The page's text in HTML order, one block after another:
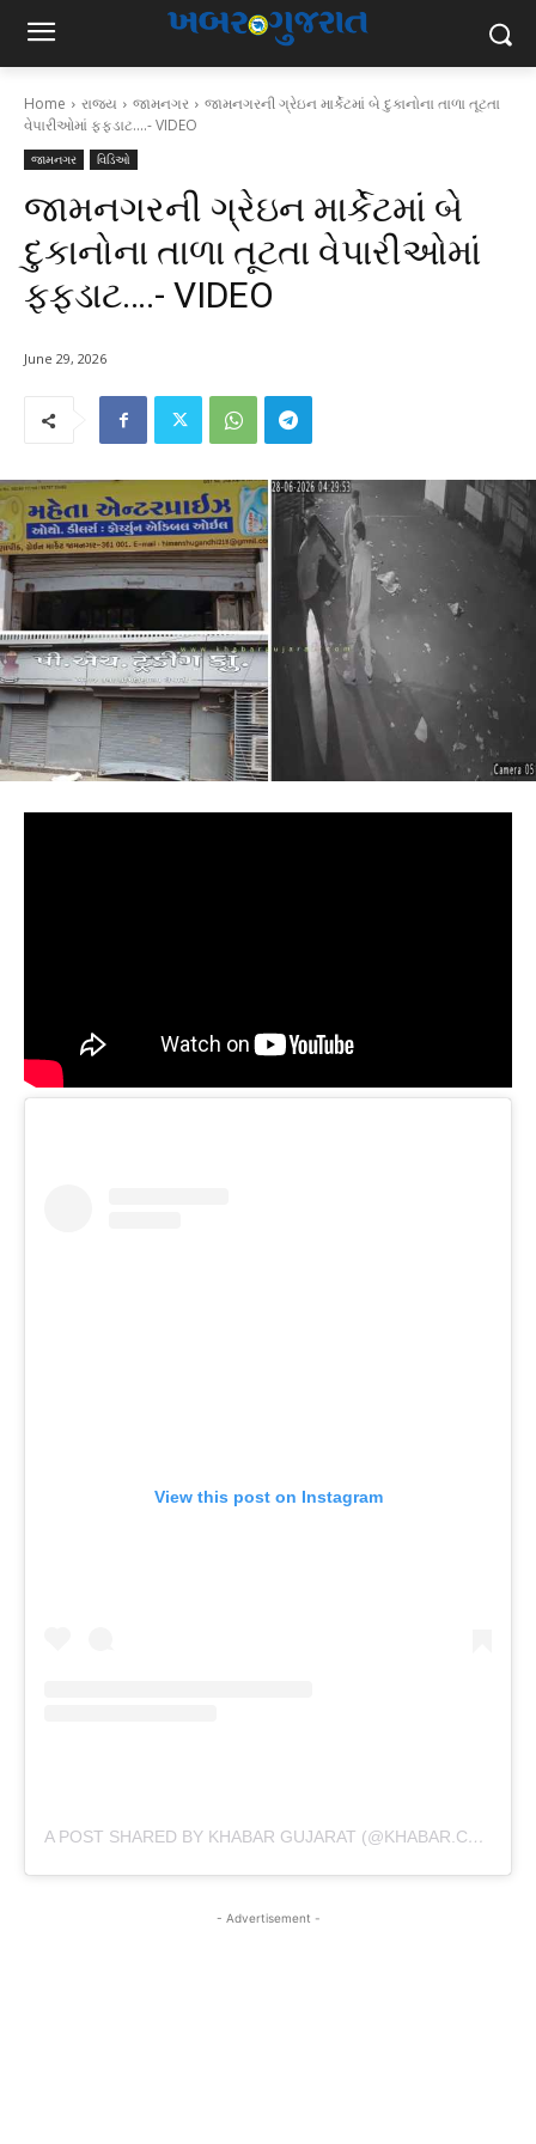
Home રાજ્ય જામનગર
જામનગરની ગ્રેઇન માર્કેટમાં બે દુકાનોના તાળા તૂટતા
વેપારીઓમાં ફફડાટ....- VIDEO
જામનગર વિડિઓ
જામનગરની ગ્રેઇન માર્કેટમાં બે
દુકાનોના તાળા તૂટતા વેપારીઓમાં
ફફડાટ….- VIDEO
June 29, 2026
View this post on Instagram
A POST SHARED BY KHABAR GUJARAT (@KHABAR.COMMUNICATION)
- Advertisement -